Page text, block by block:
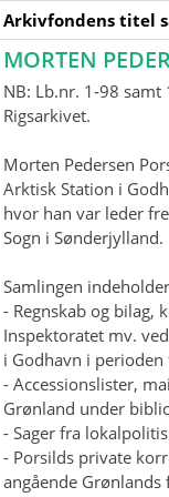
Arkivfondens titel
MORTEN
NB: Lb.nr. 1-98
Rigsarkivet.
Morten Pedersen
Arktisk Station i
hvor han var leder
Sogn i
Samlingen
- Regnskab og bilag,
Inspektoratet mv.
i Godhavn i
- Accessionslister,
Grønland under
- Sager fra
- Porsilds private
angående Grønlands